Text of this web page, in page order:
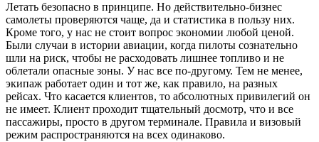
Летать безопасно в принципе. Но действительно-бизнес
самолеты проверяются чаще, да и статистика в пользу них.
Кроме того, у нас не стоит вопрос экономии любой ценой.
Были случаи в истории авиации, когда пилоты сознательно
шли на риск, чтобы не расходовать лишнее топливо и не
облетали опасные зоны. У нас все по-другому. Тем не менее,
экипаж работает один и тот же, как правило, на разных
рейсах. Что касается клиентов, то абсолютных привилегий он
не имеет. Клиент проходит тщательный досмотр, что и все
пассажиры, просто в другом терминале. Правила и визовый
режим распространяются на всех одинаково.